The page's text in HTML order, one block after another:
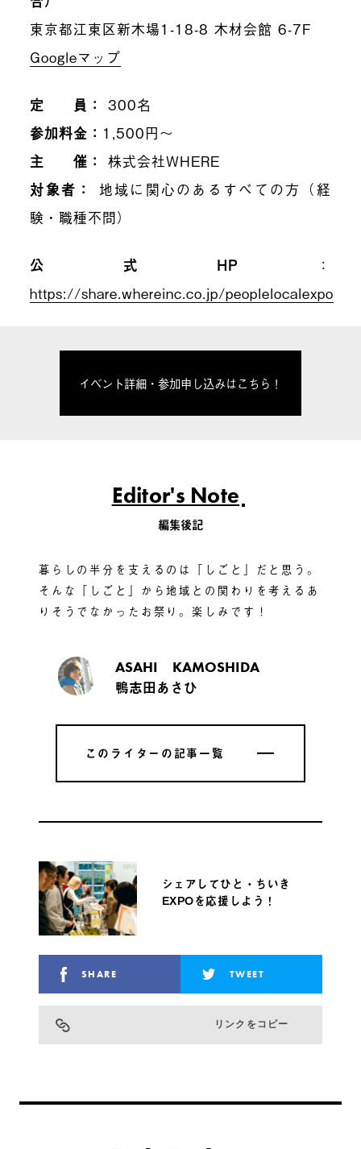
東京都江東区新木場1-18-8 木材会館 6-7F
Googleマップ
定 員： 300名
参加料金： 1,500円〜
主 催： 株式会社WHERE
対象者：
地域に関心のあるすべての方（経
験・職種不問）
公式HP：
https://share.whereinc.co.jp/peoplelocalexpo
イベント詳細・参加申し込みはこちら！
Editor's Note
編集後記
暮らしの半分を支えるのは「しごと」だと思う。
そんな「しごと」から地域との関わりを考えるあ
りそうでなかったお祭り。楽しみです！
ASAHI KAMOSHIDA
鴨志田あさひ
このライターの記事一覧
このライターの記事一覧
シェアしてひと・ちいき
EXPOを応援しよう！
SHARE TWEET
リンクをコピー